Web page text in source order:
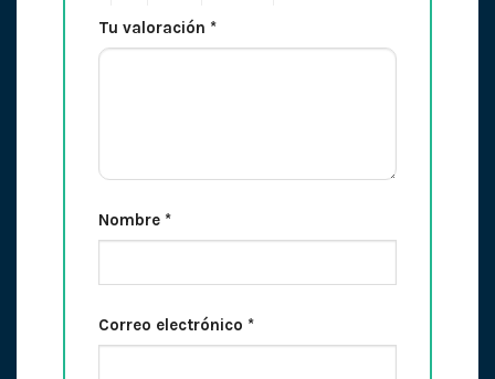
Tu valoración *
Nombre *
Correo electrónico *